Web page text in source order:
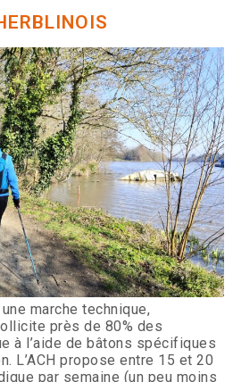
marche technique,
près de 80% des
à l’aide de bâtons spécifiques
L’ACH propose entre 15 et 20
par semaine (un peu moins